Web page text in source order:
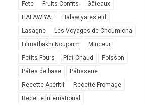
Fete
Fruits Confits
Gâteaux
HALAWIYAT
Halawiyates eid
Lasagne
Les Voyages de Choumicha
Lilmatbakhi Noujoum
Minceur
Petits Fours
Plat Chaud
Poisson
Pâtes de base
Pâtisserie
Recette Apéritif
Recette Fromage
Recette International